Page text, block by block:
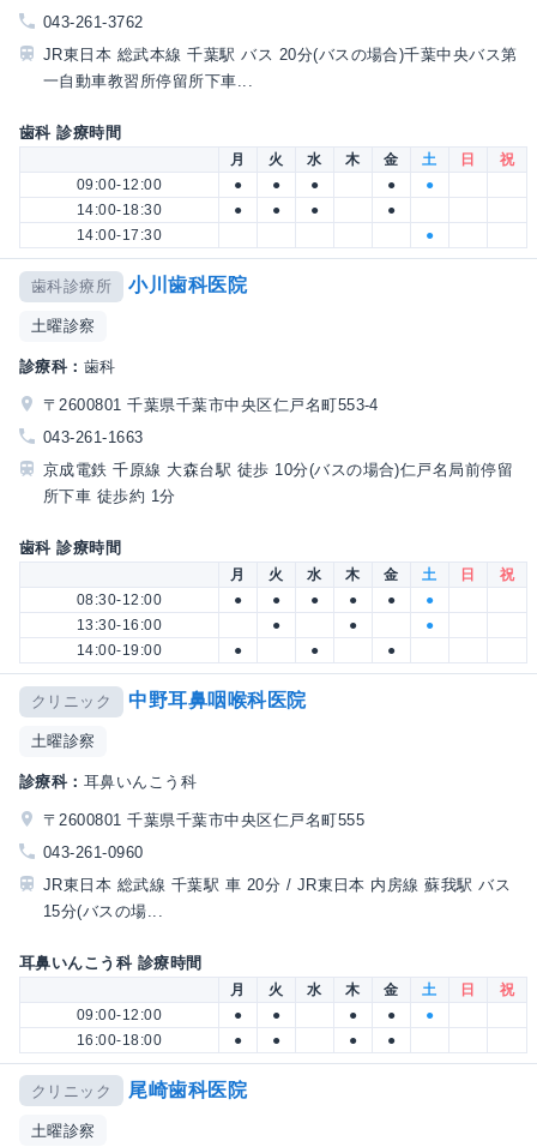
043-261-3762
JR東日本 総武本線 千葉駅 バス 20分(バスの場合)千葉中央バス第
一自動車教習所停留所下車...
歯科 診療時間
月 火 水 木 金 土 日
祝
09:00-12:00
● ● ● ●
●
14:00-18:30
● ● ●
●
14:00-17:30
●
歯科診療所 小川歯科医院
土曜診察
診療科： 歯科
〒2600801 千葉県千葉市中央区仁戸名町553-4
043-261-1663
京成電鉄 千原線 大森台駅 徒歩 10分(バスの場合)仁戸名局前停留
所下車 徒歩約 1分
歯科 診療時間
月 火 水 木 金 土 日
祝
08:30-12:00
● ● ● ● ●
●
13:30-16:00
● ●
●
14:00-19:00
● ● ●
クリニック 中野耳鼻咽喉科医院
土曜診察
診療科： 耳鼻いんこう科
〒2600801 千葉県千葉市中央区仁戸名町555
043-261-0960
JR東日本 総武線 千葉駅 車 20分 / JR東日本 内房線 蘇我駅 バス
15分(バスの場...
耳鼻いんこう科 診療時間
月 火 水 木 金 土 日
祝
09:00-12:00
● ● ● ●
●
16:00-18:00
● ● ● ●
クリニック 尾崎歯科医院
土曜診察